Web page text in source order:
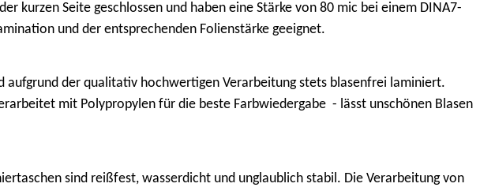
kurzen Seite geschlossen und haben eine Stärke von 80 mic bei einem DINA7-
und der entsprechenden Folienstärke geeignet.
der qualitativ hochwertigen Verarbeitung stets blasenfrei laminiert.
mit Polypropylen für die beste Farbwiedergabe - lässt unschönen Blasen
sind reißfest, wasserdicht und unglaublich stabil. Die Verarbeitung von